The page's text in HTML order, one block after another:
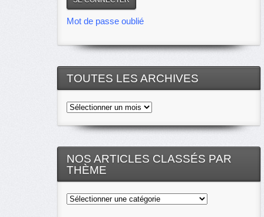
Mot de passe oublié
TOUTES LES ARCHIVES
Toutes
archives
NOS ARTICLES CLASSÉS PAR
THÈME
Nos